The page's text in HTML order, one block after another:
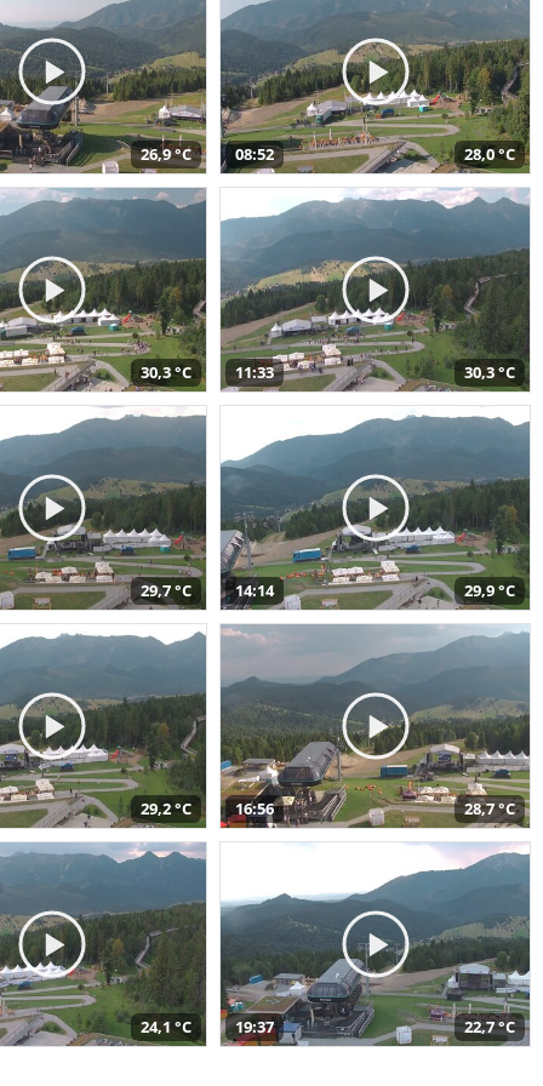
26,9 °C 08:52 28,0 °C
30,3 °C 11:33 30,3 °C
29,7 °C 14:14 29,9 °C
29,2 °C 16:56 28,7 °C
24,1 °C 19:37 22,7 °C